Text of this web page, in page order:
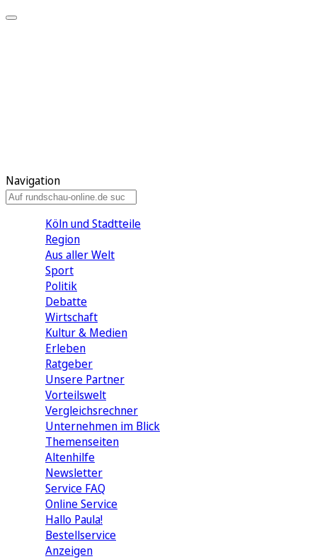
Navigation
Köln und Stadtteile
Region
Aus aller Welt
Sport
Politik
Debatte
Wirtschaft
Kultur & Medien
Erleben
Ratgeber
Unsere Partner
Vorteilswelt
Vergleichsrechner
Unternehmen im Blick
Themenseiten
Altenhilfe
Newsletter
Service FAQ
Online Service
Hallo Paula!
Bestellservice
Anzeigen